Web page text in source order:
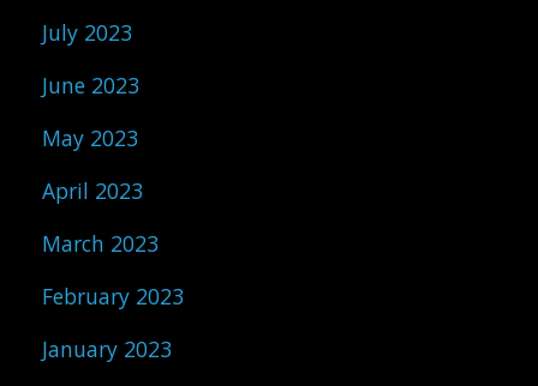
July 2023
June 2023
May 2023
April 2023
March 2023
February 2023
January 2023